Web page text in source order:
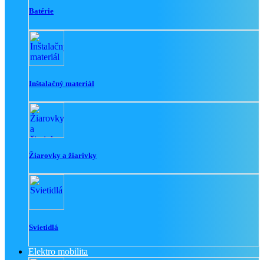
Batérie
Inštalačný materiál
Žiarovky a žiarivky
Svietidlá
Elektro mobilita